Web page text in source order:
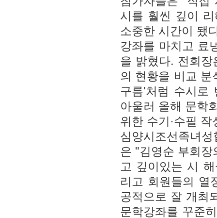
시를 훨씬 깊이
소중한 시간이 됐
강좌를 마치고 료
을 밝혔다. 전회
의 현황을 비교
구름'처럼 수시로
아울러 올해 문학
위한 수기·수필
심양시조선족녀
은 "김영순 부회
고 깊이있는 시
리고 회원들의 열
공적으로 잘 개최
문학강좌를 꾸준